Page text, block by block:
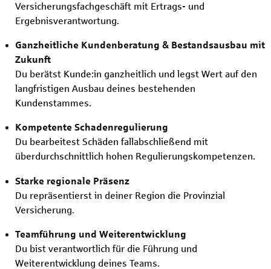
Versicherungsfachgeschäft mit Ertrags- und
Ergebnisverantwortung.
Ganzheitliche Kundenberatung & Bestandsausbau mit
Zukunft
Du berätst Kunde:in ganzheitlich und legst Wert auf den
langfristigen Ausbau deines bestehenden
Kundenstammes.
Kompetente Schadenregulierung
Du bearbeitest Schäden fallabschließend mit
überdurchschnittlich hohen Regulierungskompetenzen.
Starke regionale Präsenz
Du repräsentierst in deiner Region die Provinzial
Versicherung.
Teamführung und Weiterentwicklung
Du bist verantwortlich für die Führung und
Weiterentwicklung deines Teams.